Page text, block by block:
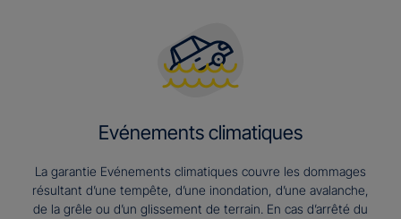
Evénements climatiques
La garantie Evénements climatiques couvre les dommages
résultant d’une tempête, d’une inondation, d’une avalanche,
de la grêle ou d’un glissement de terrain. En cas d’arrêté du